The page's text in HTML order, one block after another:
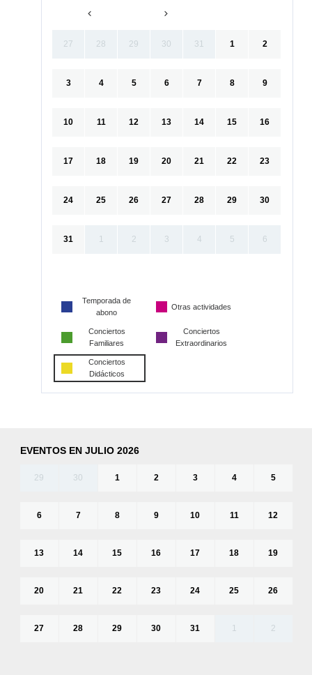
27 28 29 30 31 1 2
3 4 5 6 7 8 9
10 11 12 13 14 15 16
17 18 19 20 21 22 23
24 25 26 27 28 29 30
31 1 2 3 4 5 6
Temporada de
abono
Otras actividades
Conciertos
Familiares
Conciertos
Extraordinarios
Conciertos
Didácticos
EVENTOS EN JULIO 2026
29 30 1 2 3 4 5
6 7 8 9 10 11 12
13 14 15 16 17 18 19
20 21 22 23 24 25 26
27 28 29 30 31 1 2